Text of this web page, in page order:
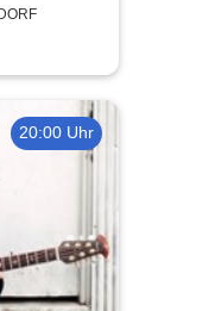
20:00 Uhr